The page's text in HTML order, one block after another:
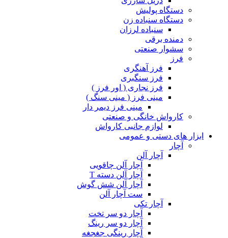
دستگاه پولیش
دستگاه سنباده زن
سنباده لرزان
دمنده برقی
سشوار صنعتی
فرز
فرز آهنگری
فرز سنگبری
فرز نجاری ( اور فرز )
مینی فرز ( مینی سنگ )
مینی فرز دیمر دار
کارواش خانگی و صنعتی
لوازم جانبی کارواش
ابزار های دستی و عمومی
آچار
آچار آلن
آچار آلن چاقویی
آچار آلن دسته T
آچار آلن شش گوش
ست آچار آلن
آچار تکی
آچار دو سر تخت
آچار دو سر رینگ
آچار رینگی جغجغه